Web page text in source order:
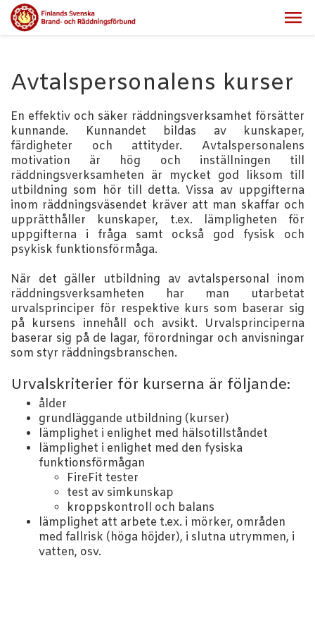
Avtalspersonalens kurser
En effektiv och säker räddningsverksamhet försätter
kunnande. Kunnandet bildas av kunskaper,
färdigheter och attityder. Avtalspersonalens
motivation är hög och inställningen till
räddningsverksamheten är mycket god liksom till
utbildning som hör till detta. Vissa av uppgifterna
inom räddningsväsendet kräver att man skaffar och
upprätthåller kunskaper, t.ex. lämpligheten för
uppgifterna i fråga samt också god fysisk och
psykisk funktionsförmåga.
När det gäller utbildning av avtalspersonal inom
räddningsverksamheten har man utarbetat
urvalsprinciper för respektive kurs som baserar sig
på kursens innehåll och avsikt. Urvalsprinciperna
baserar sig på de lagar, förordningar och anvisningar
som styr räddningsbranschen.
Urvalskriterier för kurserna är följande:
ålder
grundläggande utbildning (kurser)
lämplighet i enlighet med hälsotillståndet
lämplighet i enlighet med den fysiska
funktionsförmågan
FireFit tester
test av simkunskap
kroppskontroll och balans
lämplighet att arbete t.ex. i mörker, områden
med fallrisk (höga höjder), i slutna utrymmen, i
vatten, osv.